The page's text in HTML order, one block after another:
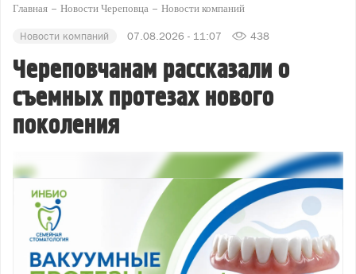
Главная Новости Череповца Новости компаний
Новости компаний 07.08.2026 - 11:07 438
Череповчанам рассказали о
съемных протезах нового
поколения